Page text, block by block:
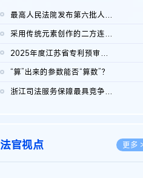
最高人民法院发布第六批人民法院种业知识产权司法保护典型案例 含...
采用传统元素创作的二方连续装饰图案作品的独创性及侵权对比认定
2025年度江苏省专利预审典型案例
“算”出来的参数能否“算数”？
浙江司法服务保障最具竞争力营商环境建设典型案例（第二批）含侵...
法官视点 更多